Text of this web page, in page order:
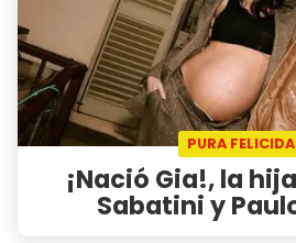
PURA
¡Nació Gia!, la
Sabatini y